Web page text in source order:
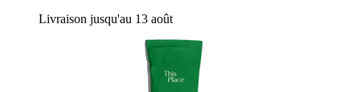
Livraison jusqu'au 13 août